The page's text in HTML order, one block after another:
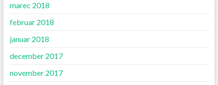
marec 2018
februar 2018
januar 2018
december 2017
november 2017